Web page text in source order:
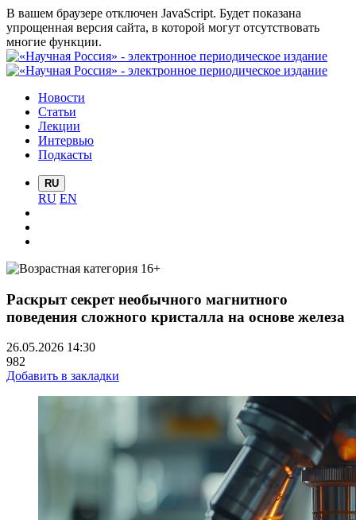
В вашем браузере отключен JavaScript. Будет показана
упрощенная версия сайта, в которой могут отсутствовать
многие функции.
Новости
Статьи
Лекции
Интервью
Подкасты
RU
RU EN
Раскрыт секрет необычного магнитного
поведения сложного кристалла на основе железа
26.05.2026 14:30
982
Добавить в закладки